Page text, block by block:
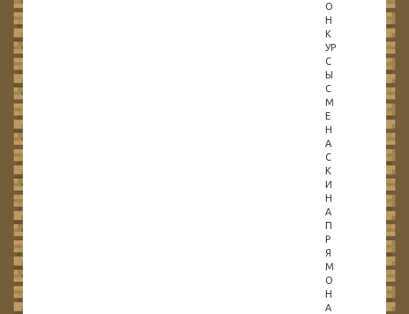
О
Н
К
УР
С
Ы
С
М
Е
Н
А
С
К
И
Н
А
П
Р
Я
М
О
Н
А